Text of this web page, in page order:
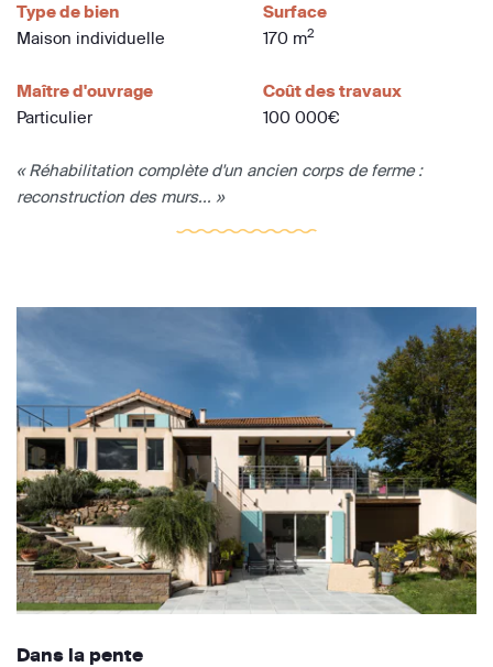
Type de bien
Maison individuelle
Surface
170 m2
Maître d'ouvrage
Particulier
Coût des travaux
100 000€
« Réhabilitation complète d'un ancien corps de ferme :
reconstruction des murs... »
Dans la pente